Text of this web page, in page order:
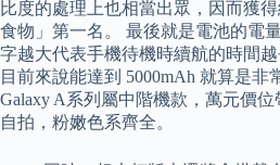
比度的處理上也相當出眾，因而獲
食物」第一名。 最後就是電池的電
字越大代表手機待機時續航的時間
目前來說能達到 5000mAh 就算是非
Galaxy A系列屬中階機款，萬元價
自拍，粉嫩色系齊全。